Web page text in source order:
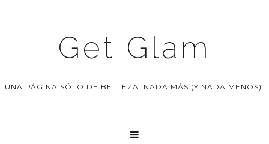
Get Glam
UNA PÁGINA SÓLO DE BELLEZA. NADA MÁS (Y NADA MENOS).
